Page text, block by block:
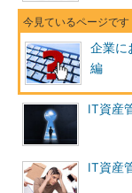
企業に
編
IT資産
IT資産